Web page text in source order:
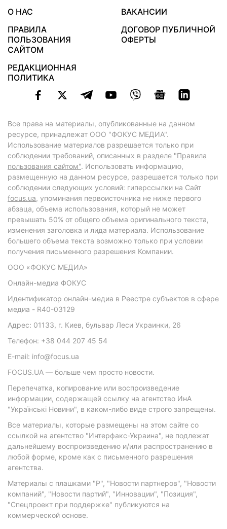
О НАС
ВАКАНСИИ
ПРАВИЛА
ПОЛЬЗОВАНИЯ
САЙТОМ
ДОГОВОР ПУБЛИЧНОЙ
ОФЕРТЫ
РЕДАКЦИОННАЯ
ПОЛИТИКА
Все права на материалы, опубликованные на данном
ресурсе, принадлежат ООО "ФОКУС МЕДИА".
Использование материалов разрешается только при
соблюдении требований, описанных в разделе "Правила
пользования сайтом". Использовать информацию,
размещенную на данном ресурсе, разрешается только при
соблюдении следующих условий: гиперссылки на Сайт
focus.ua, упоминания первоисточника не ниже первого
абзаца, объема использования, который не может
превышать 50% от общего объема оригинального текста,
изменения заголовка и лида материала. Использование
большего объема текста возможно только при условии
получения письменного разрешения Компании.
ООО «ФОКУС МЕДИА»
Онлайн-медиа ФОКУС
Идентификатор онлайн-медиа в Реестре субъектов в сфере
медиа - R40-03129
Адрес: 01133, г. Киев, бульвар Леси Украинки, 26
Телефон: +38 044 207 45 54
E-mail: info@focus.ua
FOCUS.UA — больше чем просто новости.
Перепечатка, копирование или воспроизведение
информации, содержащей ссылку на агентство ИнА
"Українські Новини", в каком-либо виде строго запрещены.
Все материалы, которые размещены на этом сайте со
ссылкой на агентство "Интерфакс-Украина", не подлежат
дальнейшему воспроизведению и/или распространению в
любой форме, кроме как с письменного разрешения
агентства.
Материалы с плашками "Р", "Новости партнеров", "Новости
компаний", "Новости партий", "Инновации", "Позиция",
"Спецпроект при поддержке" публикуются на
коммерческой основе.